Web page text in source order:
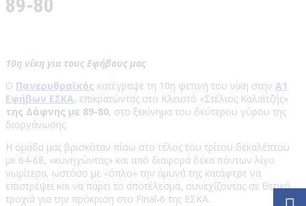
89-80
10η νίκη για τους Εφήβους μας
Ο Πανερυθραϊκός κατέγραψε τη 10η φετινή του νίκη στην Α1
Εφήβων ΕΣΚΑ, επικρατώντας στο Κλειστό «Στέλιος Καλαϊτζής»
της Δάφνης με 89-80, στο ξεκίνημα του δεύτερου γύρου της
διοργάνωσης.
Η ομάδα μας βρισκόταν πίσω στο τέλος του τρίτου δεκαλέπτου
με 64-68, «κυνηγώντας» και από διαφορά δέκα πόντων λίγο
νωρίτερα, ωστόσο με «όπλο» την άμυνά της κατάφερε να
επιστρέψει και να πάρει το αποτέλεσμα, συνεχίζοντας σε θετική
τροχιά για την πρόκριση στο Final-6 της ΕΣΚΑ.